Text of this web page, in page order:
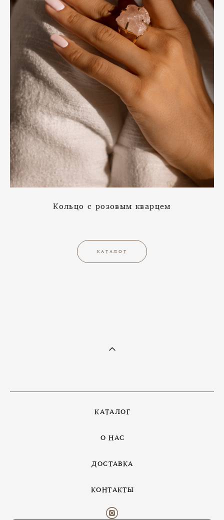
Кольцо с розовым кварцем
КАТАЛОГ
КАТАЛОГ
О НАС
ДОСТАВКА
КОНТАКТЫ